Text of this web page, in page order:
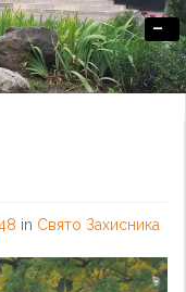
ліцею
-
in Свято Захисника